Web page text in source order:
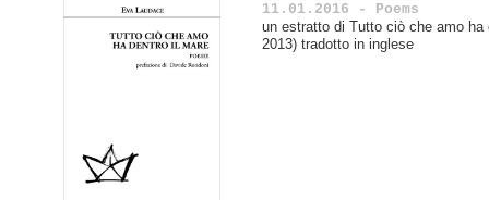
11.01.2016 - Poems
un estratto di Tutto ciò che amo
2013) tradotto in inglese